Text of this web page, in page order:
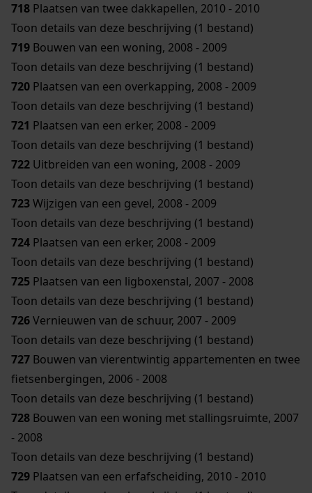
718 Plaatsen van twee dakkapellen, 2010 - 2010
Toon details van deze beschrijving (1 bestand)
719 Bouwen van een woning, 2008 - 2009
Toon details van deze beschrijving (1 bestand)
720 Plaatsen van een overkapping, 2008 - 2009
Toon details van deze beschrijving (1 bestand)
721 Plaatsen van een erker, 2008 - 2009
Toon details van deze beschrijving (1 bestand)
722 Uitbreiden van een woning, 2008 - 2009
Toon details van deze beschrijving (1 bestand)
723Wijzigen van een gevel, 2008 - 2009
Toon details van deze beschrijving (1 bestand)
724 Plaatsen van een erker, 2008 - 2009
Toon details van deze beschrijving (1 bestand)
725 Plaatsen van een ligboxenstal, 2007 - 2008
Toon details van deze beschrijving (1 bestand)
726Vernieuwen van de schuur, 2007 - 2009
Toon details van deze beschrijving (1 bestand)
727 Bouwen van vierentwintig appartementen en twee
fietsenbergingen, 2006 - 2008
Toon details van deze beschrijving (1 bestand)
728 Bouwen van een woning met stallingsruimte, 2007
- 2008
Toon details van deze beschrijving (1 bestand)
729 Plaatsen van een erfafscheiding, 2010 - 2010